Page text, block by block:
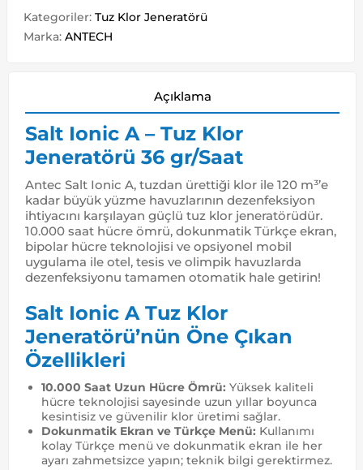
Kategoriler: Tuz Klor Jeneratörü
Marka: ANTECH
Açıklama
Salt Ionic A – Tuz Klor
Jeneratörü 36 gr/Saat
Antec Salt Ionic A, tuzdan ürettiği klor ile 120 m³’e
kadar büyük yüzme havuzlarının dezenfeksiyon
ihtiyacını karşılayan güçlü tuz klor jeneratörüdür.
10.000 saat hücre ömrü, dokunmatik Türkçe ekran,
bipolar hücre teknolojisi ve opsiyonel mobil
uygulama ile otel, tesis ve olimpik havuzlarda
dezenfeksiyonu tamamen otomatik hale getirin!
Salt Ionic A Tuz Klor
Jeneratörü’nün Öne Çıkan
Özellikleri
10.000 Saat Uzun Hücre Ömrü: Yüksek kaliteli
hücre teknolojisi sayesinde uzun yıllar boyunca
kesintisiz ve güvenilir klor üretimi sağlar.
Dokunmatik Ekran ve Türkçe Menü: Kullanımı
kolay Türkçe menü ve dokunmatik ekran ile her
ayarı zahmetsizce yapın; teknik bilgi gerektirmez.